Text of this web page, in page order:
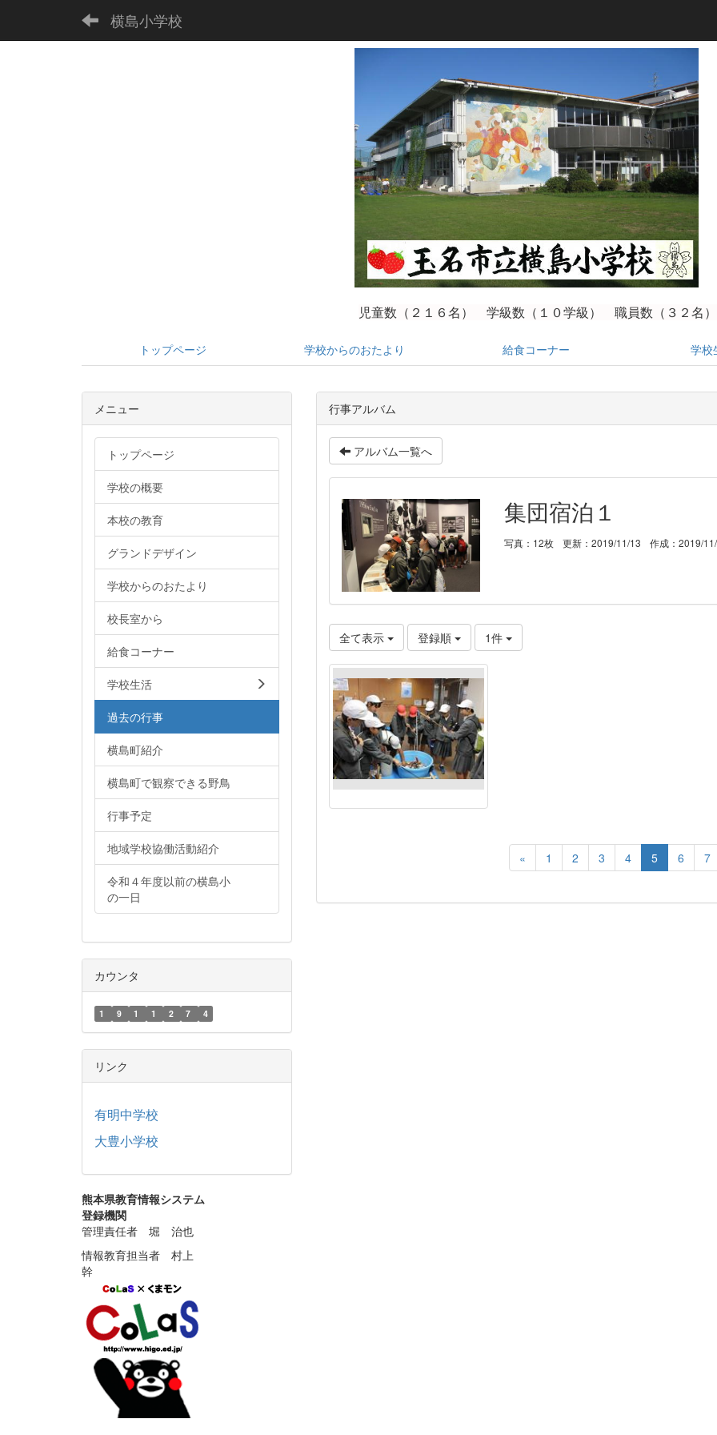
横島小学校
児童数（２１６名） 学級数（１０学級） 職員数（３２名）
トップページ 学校からのおたより 給食コーナー 学校
行事アルバム
アルバム一覧へ
集団宿泊１
写真：12枚 更新：2019/11/13 作成：2019/
全て表示 登録順 1件
« 1 2 3 4 5 6 7
メニュー
トップページ
学校の概要
本校の教育
グランドデザイン
学校からのおたより
校長室から
給食コーナー
学校生活
過去の行事
横島町紹介
横島町で観察できる野鳥
行事予定
地域学校協働活動紹介
令和４年度以前の横島小
の一日
カウンタ
1 9 1 1 2 7 4
リンク
有明中学校
大豊小学校
熊本県教育情報システム
登録機関
管理責任者 堀 治也
情報教育担当者 村上
幹